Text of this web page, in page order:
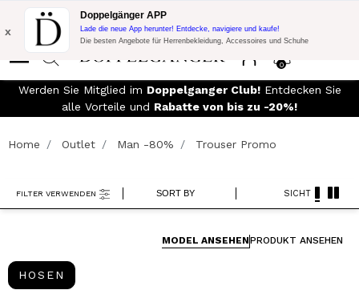
Blitzangebot:
10% Extra-Rabatt auf 300€ Einkauf mit Code:
DOPPEL300
0
x
Doppelgänger APP
Lade die neue App herunter! Entdecke, navigiere und kaufe!
Die besten Angebote für Herrenbekleidung, Accessoires und Schuhe
Werden Sie Mitglied im Doppelganger Club!Entdecken Sie
alle Vorteile und Rabatte von bis zu -20%!
Home Outlet Man -80% Trouser Promo
SORT BY
FILTER VERWENDEN SICHT
MODEL ANSEHENPRODUKT ANSEHEN
HOSEN